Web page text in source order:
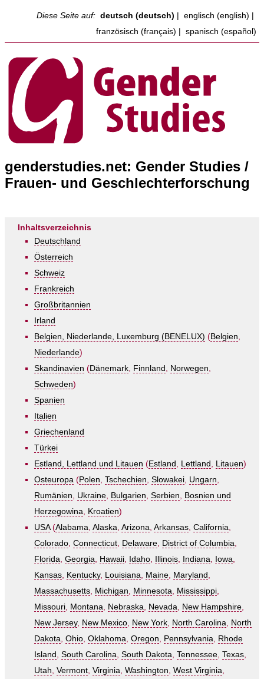
Diese Seite auf: deutsch (deutsch) englisch (english)
französisch (français)
spanisch (español)
genderstudies.net: Gender Studies /
Frauen- und Geschlechterforschung
Inhaltsverzeichnis
Deutschland
Österreich
Schweiz
Frankreich
Großbritannien
Irland
Belgien, Niederlande, Luxemburg (BENELUX) (Belgien,
Niederlande)
Skandinavien (Dänemark, Finnland , Norwegen,
Schweden)
Spanien
Italien
Griechenland
Türkei
Estland, Lettland und Litauen (Estland , Lettland , Litauen)
Osteuropa (Polen, Tschechien, Slowakei, Ungarn,
Rumänien, Ukraine, Bulgarien, Serbien, Bosnien und
Herzegowina, Kroatien)
USA(Alabama, Alaska, Arizona, Arkansas, California,
Colorado, Connecticut, Delaware, District of Columbia,
Florida, Georgia, Hawaii, Idaho, Illinois, Indiana, Iowa,
Kansas, Kentucky, Louisiana, Maine, Maryland ,
Massachusetts, Michigan, Minnesota, Mississippi,
Missouri, Montana, Nebraska, Nevada, New Hampshire,
New Jersey, New Mexico, New York, North Carolina, North
Dakota, Ohio, Oklahoma, Oregon, Pennsylvania, Rhode
Island , South Carolina, South Dakota, Tennessee, Texas,
Utah, Vermont, Virginia, Washington, West Virginia,